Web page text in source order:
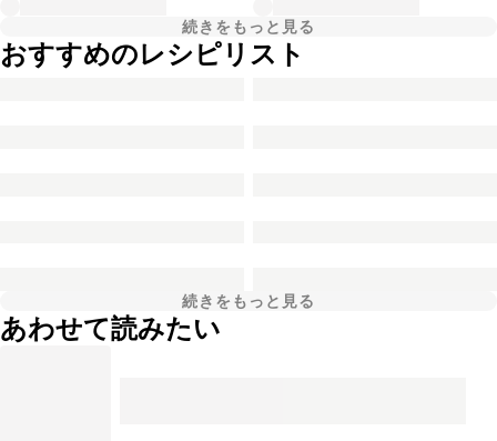
続きをもっと見る
おすすめのレシピリスト
続きをもっと見る
あわせて読みたい